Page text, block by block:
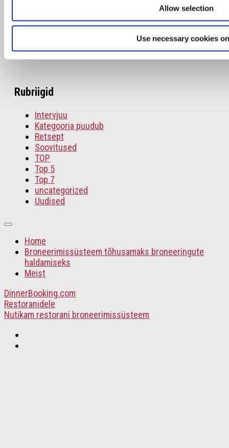
Allow selection
Use necessary cookies
Leib Resto ja Aed omanik Janno Lepik: oleme
lihtne ja rustikaalne
Rubriigid
Intervjuu
Kategooria puudub
Retsept
Soovitused
TOP
Top 5
Top 7
uncategorized
Uudised
Home
Broneerimissüsteem tõhusamaks broneeringute
haldamiseks
Meist
DinnerBooking.com
Restoranidele
Nutikam restorani broneerimissüsteem